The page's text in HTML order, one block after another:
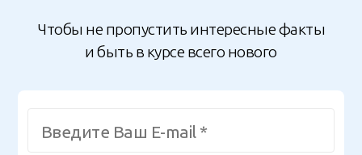
Чтобы не пропустить интересные факты
и быть в курсе всего нового